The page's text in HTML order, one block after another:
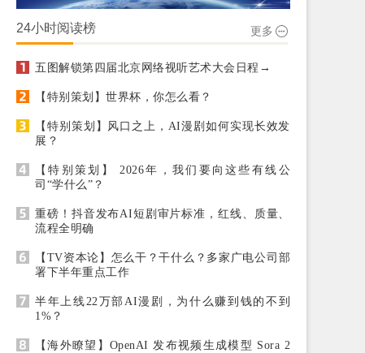
24小时阅读榜 更多
五图解锁第四届北京网络视听艺术大会日程→
【特别策划】世界杯，你怎么看？
【特别策划】风口之上，AI漫剧如何实现长效发
展？
【特别策划】 2026年，我们要向这些有线公
司“学什么”？
重磅！抖音发布AI短剧审片标准，红线、质量、
流程全明确
【TV资本论】怎么干？干什么？多家广电公司部
署下半年重点工作
半年上线22万部AI漫剧，为什么赚到钱的不到
1%？
【海外瞭望】OpenAI 发布视频生成模型 Sora 2